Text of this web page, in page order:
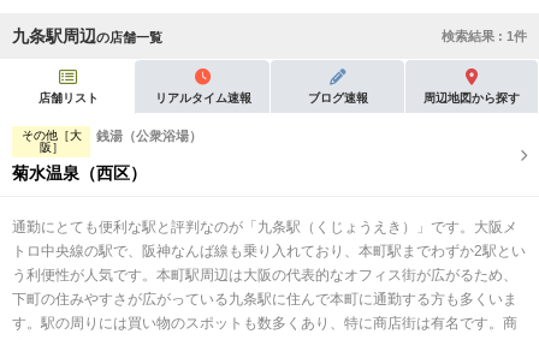
九条駅周辺の店舗一覧 検索結果 : 1件
店舗リスト リアルタイム速報 ブログ速報 周辺地図から探す
その他［大
阪］
銭湯（公衆浴場）
菊水温泉（西区）
通勤にとても便利な駅と評判なのが「九条駅（くじょうえき）」です。大阪メ
トロ中央線の駅で、阪神なんば線も乗り入れており、本町駅までわずか2駅とい
う利便性が人気です。本町駅周辺は大阪の代表的なオフィス街が広がるため、
下町の住みやすさが広がっている九条駅に住んで本町に通勤する方も多くいま
す。駅の周りには買い物のスポットも数多くあり、特に商店街は有名です。商